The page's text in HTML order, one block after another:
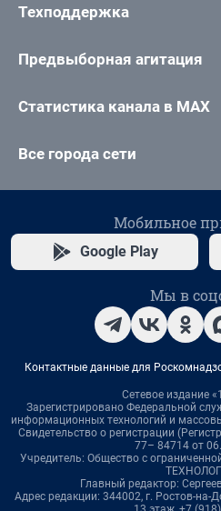
Техподдержка
Предвыборная агитация
Статистика канала в MAX
Все города сети
Мобильное
Google Play
Мы в
Контактные данные для
Сетевое издание
Зарегистрировано Федеральной
информационных технологий и
Свидетельство о регистрации
77– 84714 от
Учредитель: Общество с
Главный редактор:
Адрес редакции: 344002, г. Ростов-на-